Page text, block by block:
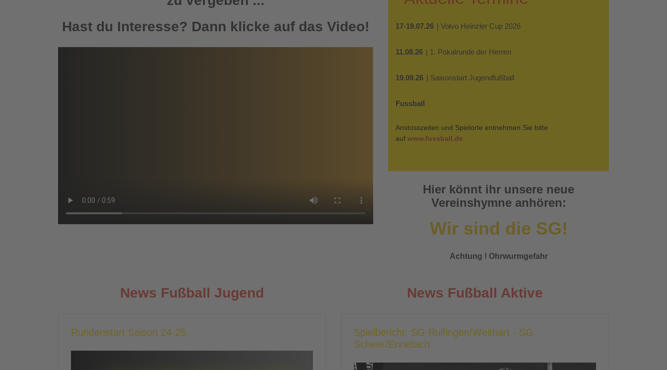
Hast du Interesse? Dann klicke auf das Video!
17-19.07.26 | Volvo Heinzler Cup 2026
11.08.26 | 1. Pokalrunde der Herren
19.09.26 | Saisonstart Jugendfußball
Fussball
Anstosszeiten und Spielorte entnehmen Sie bitte
auf www.fussball.de
Hier könnt ihr unsere neue
Vereinshymne anhören:
Wir sind die SG!
Achtung ! Ohrwurmgefahr
News Fußball Jugend
Rundenstart Saison 24-25
News Fußball Aktive
Spielbericht: SG Rulfingen/Weithart - SG
Scheer/Ennetach